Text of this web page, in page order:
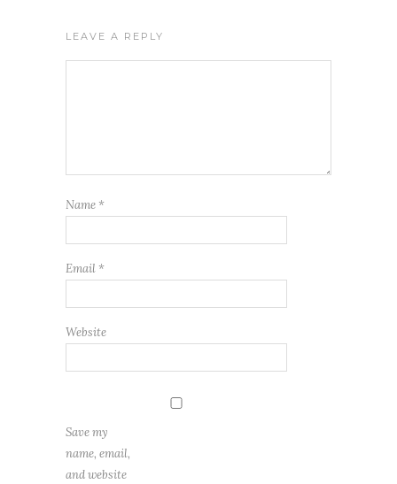
LEAVE A REPLY
Name *
Email *
Website
Save my
name, email,
and website